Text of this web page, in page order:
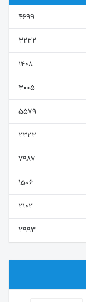
4699
3232
1408
3005
5579
2323
7987
1506
2102
2993